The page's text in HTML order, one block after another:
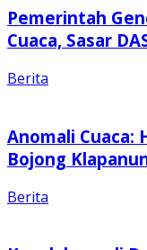
Pemerintah
Cuaca, Sasar
Berita
Anomali Cuaca:
Bojong
Berita